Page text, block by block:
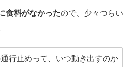
食料がなかったので、少々つらい
行止めって、いつ動き出すのか